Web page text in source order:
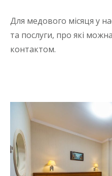
Для медового місяця у
та послуги, про які
контактом.